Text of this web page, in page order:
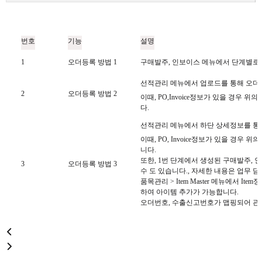
번호 기능 설명
1 오더등록 방법 1 구매발주, 인보이스 메뉴에서 단계별
2 오더등록 방법 2
선적관리 메뉴에서 업로드를 통해 오
이때, PO,Invoice정보가 있을 경우 위
다.
3 오더등록 방법 3
선적관리 메뉴에서 하단 상세정보를
이때, PO, Invoice정보가 있을 경우 위
니다.
또한, 1번 단계에서 생성된 구매발주,
수 도 있습니다., 자세한 내용은 업무
품목관리 > Item Master 메뉴에서 Item
하여 아이템 추가가 가능합니다.
오더번호, 수출신고번호가 맵핑되어 관